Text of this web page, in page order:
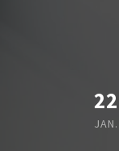
22
JAN.